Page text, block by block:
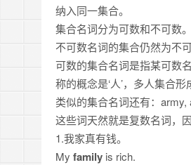
纳入同一集合。
集合名词分为可数和不可数。
不可数名词的集合仍然为不
可数的集合名词是指某可数
称的概念是‘人’，多人集合形
类似的集合名词还有：
这些词天然就是复数名词，
1.我家真有钱。
My family is rich.